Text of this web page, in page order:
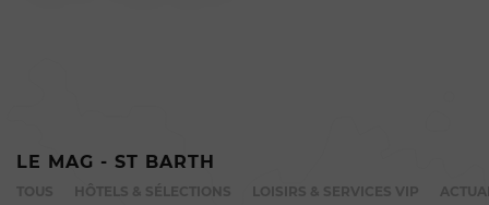
LE MAG - ST BARTH
HÔTELS & SÉLECTIONS